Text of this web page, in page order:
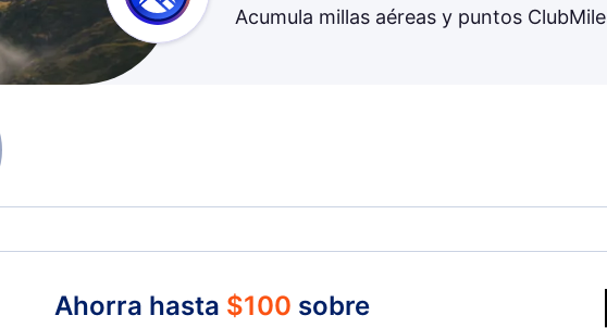
Acumula millas aéreas y puntos
Ahorra hasta $100 sobre